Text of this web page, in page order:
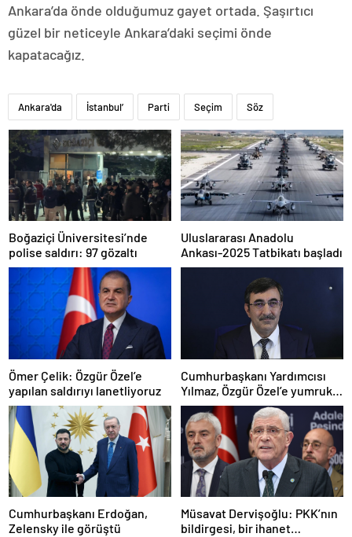
Ankara’da önde olduğumuz gayet ortada. Şaşırtıcı
güzel bir neticeyle Ankara’daki seçimi önde
kapatacağız.
Ankara'da İstanbul’ Parti Seçim Söz
Boğaziçi Üniversitesi’nde
polise saldırı: 97 gözaltı
Uluslararası Anadolu
Ankası-2025 Tatbikatı başladı
Ömer Çelik: Özgür Özel’e
yapılan saldırıyı lanetliyoruz
Cumhurbaşkanı Yardımcısı
Yılmaz, Özgür Özel’e yumruklu
saldırıyı kınadı
Cumhurbaşkanı Erdoğan,
Zelensky ile görüştü
Müsavat Dervişoğlu: PKK’nın
bildirgesi, bir ihanet